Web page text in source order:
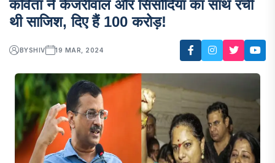
कविता ने केजरीवाल और सिसोदिया का साथ रची
थी साजिश, दिए हैं 100 करोड़!
BYSHIV 19 MAR, 2024